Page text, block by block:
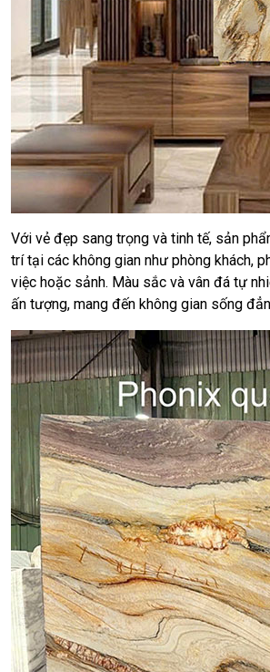
Với vẻ đẹp sang trọng và tinh tế, sản
trí tại các không gian như phòng khách,
việc hoặc sảnh. Màu sắc và vân đá tự
ấn tượng, mang đến không gian sống